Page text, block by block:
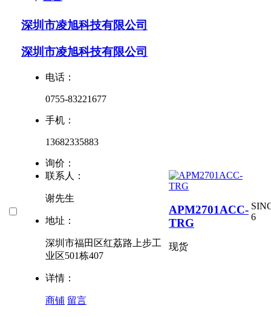
深圳市凌旭科技有限公司
深圳市凌旭科技有限公司
电话：
0755-83221677
手机：
13682335883
询价：
联系人：
谢先生
地址：
深圳市福田区红荔路上步工
业区501栋407
详情：
商铺 留言
APM2701ACC-
TRG
现货
6